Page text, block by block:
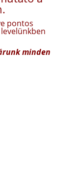
pontos
minden